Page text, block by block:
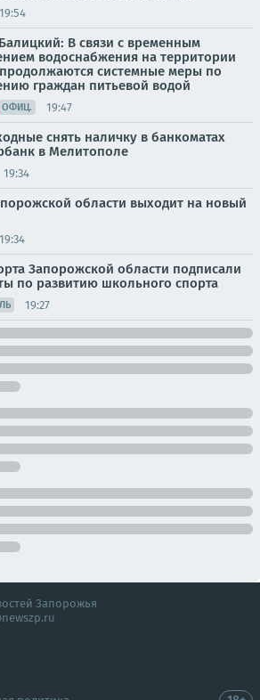
19:54
В связи с временным
водоснабжения на территории
системные меры по
граждан питьевой водой
ОФИЦ. 19:47
снять наличку в банкоматах
в Мелитополе
19:34
области выходит на новый
19:34
Запорожской области подписали
по развитию школьного спорта
19:27
Запорожья